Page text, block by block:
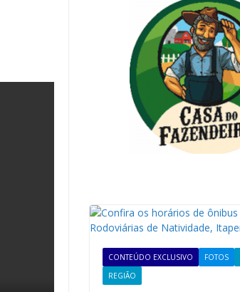
CONTEÚDO EXCLUSIVO FOTOS
REGIÃO